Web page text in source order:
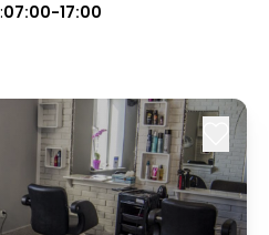
07:00-17:00